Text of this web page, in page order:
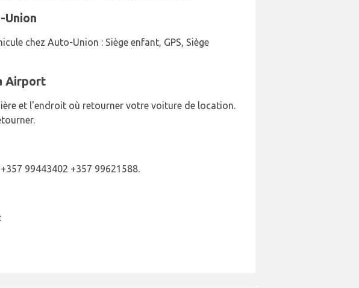
chez Auto-Union : Siège enfant, GPS, Siège
Airport
et l'endroit où retourner votre voiture de location.
99443402 +357 99621588.